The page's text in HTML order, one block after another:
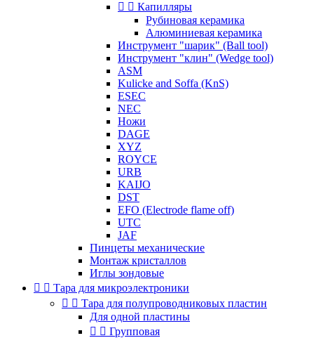
  Капилляры
Рубиновая керамика
Алюминиевая керамика
Инструмент "шарик" (Ball tool)
Инструмент "клин" (Wedge tool)
ASM
Kulicke and Soffa (KnS)
ESEC
NEC
Ножи
DAGE
XYZ
ROYCE
URB
KAIJO
DST
EFO (Electrode flame off)
UTC
JAF
Пинцеты механические
Монтаж кристаллов
Иглы зондовые
  Тара для микроэлектроники
  Тара для полупроводниковых пластин
Для одной пластины
  Групповая